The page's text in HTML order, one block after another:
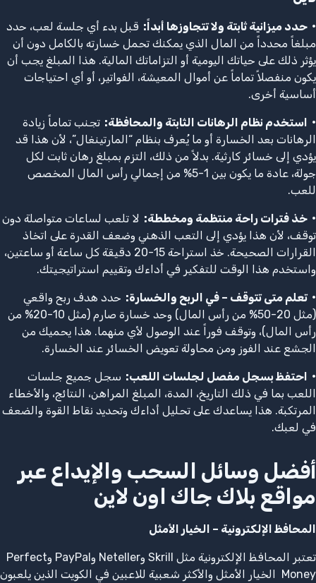
• حدد ميزانية ثابتة ولا تتجاوزها أبداً: قبل بدء أي جلسة لعب، حدد
مبلغاً محدداً من المال الذي يمكنك تحمل خسارته بالكامل دون أن
يؤثر ذلك على حياتك اليومية أو التزاماتك المالية. هذا المبلغ يجب أن
يكون منفصلاً تماماً عن أموال المعيشة، الفواتير، أو أي احتياجات
أساسية أخرى.
• استخدم نظام الرهانات الثابتة والمحافظة: تجنب تماماً زيادة
الرهانات بعد الخسارة أو ما يُعرف بنظام “المارتينغال”، لأن هذا قد
يؤدي إلى خسائر كارثية. بدلاً من ذلك، التزم بمبلغ رهان ثابت لكل
جولة، عادة ما يكون بين 1-5% من إجمالي رأس المال المخصص
للعب.
• خذ فترات راحة منتظمة ومخططة: لا تلعب لساعات متواصلة دون
توقف، لأن هذا يؤدي إلى التعب الذهني وضعف القدرة على اتخاذ
القرارات الصحيحة. خذ استراحة 15-20 دقيقة كل ساعة أو ساعتين،
واستخدم هذا الوقت للتفكير في أداءك وتقييم استراتيجيتك.
• تعلم متى تتوقف – في الربح والخسارة: حدد هدف ربح واقعي
(مثل 20-50% من رأس المال) وحد خسارة صارم (مثل 10-20% من
رأس المال)، وتوقف فوراً عند الوصول لأي منهما. هذا يحميك من
الجشع عند الفوز ومن محاولة تعويض الخسائر عند الخسارة.
• احتفظ بسجل مفصل لجلسات اللعب: سجل جميع جلسات
اللعب بما في ذلك التاريخ، المدة، المبلغ المراهن، النتائج، والأخطاء
المرتكبة. هذا يساعدك على تحليل أداءك وتحديد نقاط القوة والضعف
في لعبك.
أفضل وسائل السحب والإيداع عبر
مواقع بلاك جاك اون لاين
المحافظ الإلكترونية – الخيار الأمثل
تعتبر المحافظ الإلكترونية مثل Skrill وNeteller وPayPal وPerfect
Money الخيار الأمثل والأكثر شعبية للاعبين في الكويت الذين يلعبون